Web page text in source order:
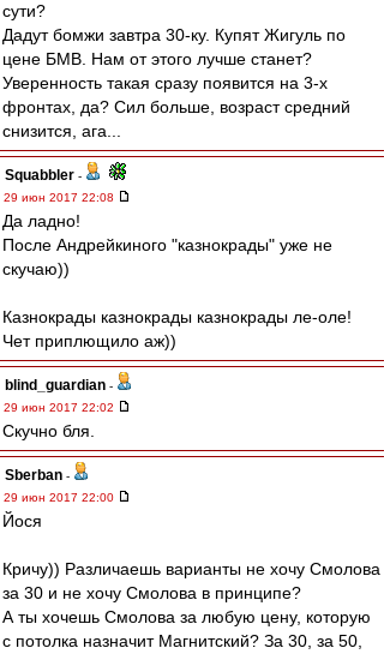
сути?
Дадут бомжи завтра 30-ку. Купят Жигуль по
цене БМВ. Нам от этого лучше станет?
Уверенность такая сразу появится на 3-х
фронтах, да? Сил больше, возраст средний
снизится, ага...
Squabbler -
29 июн 2017 22:08
Да ладно!
После Андрейкиного "казнокрады" уже не
скучаю))
Казнокрады казнокрады казнокрады ле-оле!
Чет приплющило аж))
blind_guardian -
29 июн 2017 22:02
Скучно бля.
Sberban -
29 июн 2017 22:00
Йося
Кричу)) Различаешь варианты не хочу Смолова
за 30 и не хочу Смолова в принципе?
А ты хочешь Смолова за любую цену, которую
с потолка назначит Магнитский? За 30, за 50,